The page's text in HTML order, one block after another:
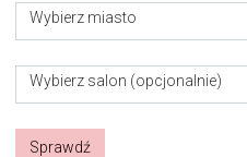
Wybierz miasto
Wybierz salon (opcjonalnie)
Sprawdź